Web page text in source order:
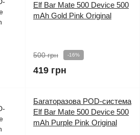
Elf Bar Mate 500 Device 500
mAh Gold Pink Original
500 грн -16%
419 грн
Багаторазова POD-система
Elf Bar Mate 500 Device 500
mAh Purple Pink Original